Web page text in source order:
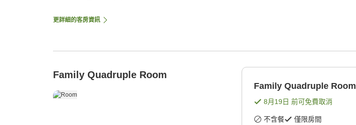
更詳細的客房資訊
Family Quadruple Room
Family Quadruple Room
8月19日 前可免費取消
不含餐 僅限房間